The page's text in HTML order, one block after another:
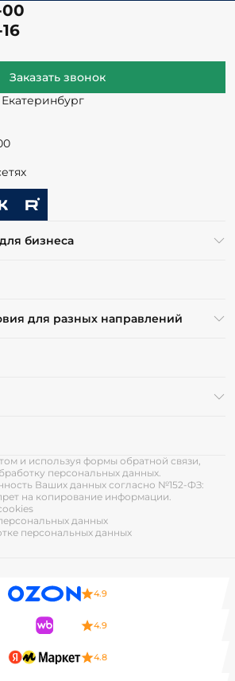
Заказать звонок
бизнеса
для разных направлений
и используя формы обратной связи,
персональных данных.
Ваших данных согласно №152-ФЗ:
на копирование информации.
данных
персональных данных
4.9
4.9
4.8